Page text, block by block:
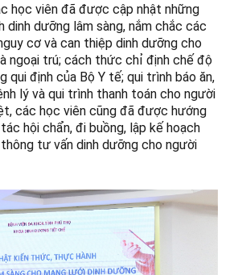
học viên đã được cập nhật những
dinh dưỡng lâm sàng, nắm chắc các
cơ và can thiệp dinh dưỡng cho
ngoại trú; cách thức chỉ định chế độ
qui định của Bộ Y tế; qui trình báo ăn,
lý và qui trình thanh toán cho người
các học viên cũng đã được hướng
hội chẩn, đi buồng, lập kế hoạch
tư vấn dinh dưỡng cho người